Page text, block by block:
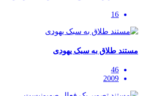
16
مستند طلاق به سبک یهودی
46
2009